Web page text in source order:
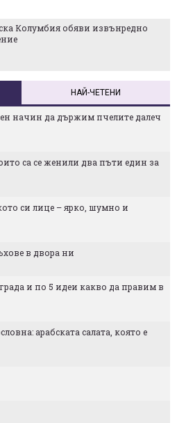
Колумбия обяви извънредно
НАЙ-ЧЕТЕНИ
начин да държим пчелите далеч
са се женили два пъти един за
си лице – ярко, шумно и
в двора ни
и по 5 идеи какво да правим в
арабската салата, която е